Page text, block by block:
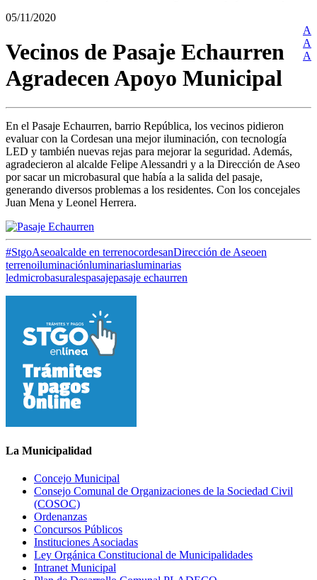
05/11/2020
A
A
A
Vecinos de Pasaje Echaurren
Agradecen Apoyo Municipal
En el Pasaje Echaurren, barrio República, los vecinos pidieron
evaluar con la Cordesan una mejor iluminación, con tecnología
LED y también nuevas rejas para mejorar la seguridad. Además,
agradecieron al alcalde Felipe Alessandri y a la Dirección de Aseo
por sacar un microbasural que había a la salida del pasaje,
generando diversos problemas a los residentes. Con los concejales
Juan Mena y Leonel Herrera.
#StgoAseoalcalde en terrenocordesanDirección de Aseoen
terrenoiluminaciónluminariasluminarias
ledmicrobasuralespasajepasaje echaurren
La Municipalidad
Concejo Municipal
Consejo Comunal de Organizaciones de la Sociedad Civil
(COSOC)
Ordenanzas
Concursos Públicos
Instituciones Asociadas
Ley Orgánica Constitucional de Municipalidades
Intranet Municipal